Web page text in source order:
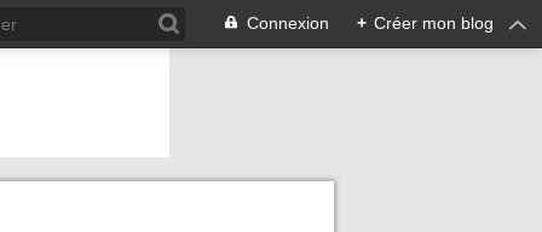
Connexion + Créer mon blog